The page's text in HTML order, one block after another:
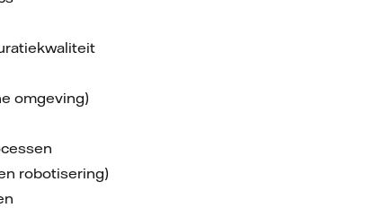
omgeving)
robotisering)